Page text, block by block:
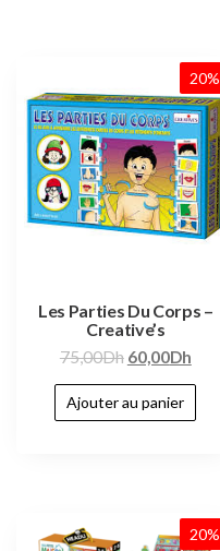
20%
Les Parties Du Corps –
Creative’s
75,00Dh 60,00Dh
Ajouter au panier
20%